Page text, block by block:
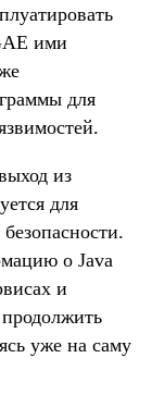
ими
для
из
для
о Java
и
уже на саму